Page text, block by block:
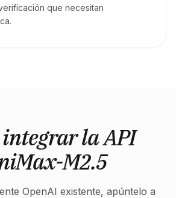
que necesitan
integrar la API
M2.5
OpenAI existente, apúntelo a